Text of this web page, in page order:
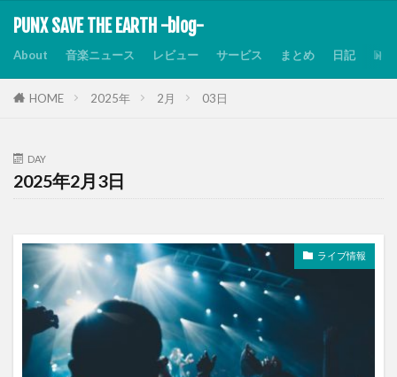
PUNX SAVE THE EARTH -blog-
About 音楽ニュース レビュー サービス まとめ 日記
HOME 2025年 2月 03日
DAY
2025年2月3日
ライブ情報